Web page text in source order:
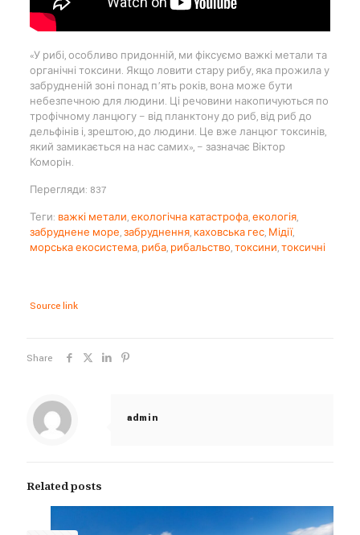
«У рибі, особливо придонній, ми фіксуємо важкі метали та
органічні токсини. Якщо ловити стару рибу, яка прожила у
забрудненій зоні понад п’ять років, вона може бути
небезпечною для людини. Ці речовини накопичуються по
трофічному ланцюгу – від планктону до риб, від риб до
дельфінів і, зрештою, до людини. Це вже ланцюг токсинів,
який замикається на нас самих», – зазначає Віктор
Коморін.
Перегляди: 837
Теги: важкі метали,екологічна катастрофа,екологія,
забруднене море,забруднення, каховська гес, Мідії,
морська екосистема, риба, рибальство,токсини,токсичні
Source link
Share
admin
Related posts